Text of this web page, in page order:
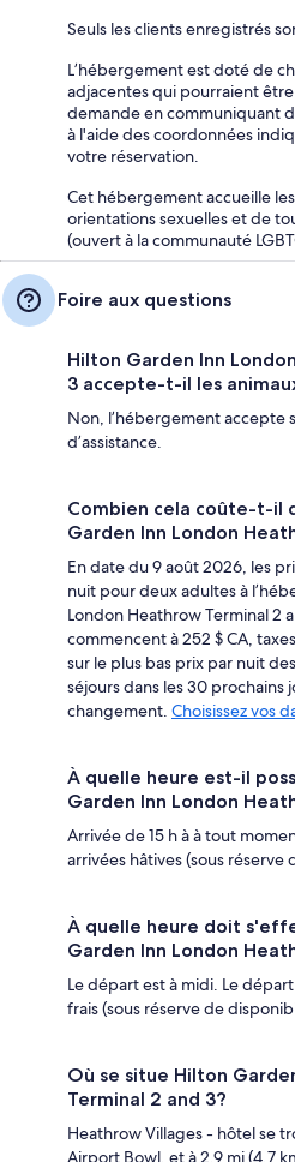
Seuls les clients enregistrés
L’hébergement est doté de
adjacentes qui pourraient
demande en communiquant
à l'aide des coordonnées
votre réservation.
Cet hébergement accueille
orientations sexuelles et de
(ouvert à la communauté
Foire aux questions
Hilton Garden Inn
3 accepte-t-il les
Non, l’hébergement accepte
d’assistance.
Combien cela coûte-t-il
Garden Inn London
En date du 9 août 2026, les
nuit pour deux adultes à
London Heathrow Terminal 2
commencent à 252 $ CA,
sur le plus bas prix par nuit
séjours dans les 30 prochains
changement. Choisissez vos
À quelle heure est-il
Garden Inn London
Arrivée de 15 h à à tout
arrivées hâtives (sous réserve
À quelle heure doit
Garden Inn London
Le départ est à midi. Le
frais (sous réserve de
Où se situe Hilton
Terminal 2 and 3?
Heathrow Villages - hôtel se
Airport Bowl, et à 2,9 mi (4,7